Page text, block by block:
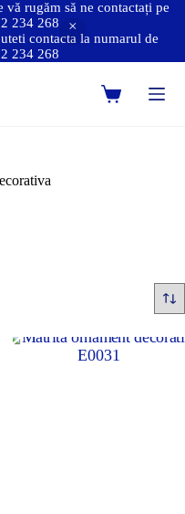
vă rugăm să ne contactați pe
234 268
contacta la numarul de
234 268